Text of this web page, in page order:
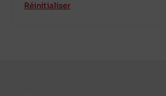
Réinitialiser